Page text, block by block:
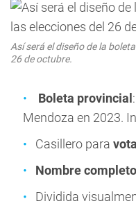
Así será el diseño de la
26 de octubre.
Boleta provincial
Mendoza en 2023.
Casillero para
Nombre completo
Dividida